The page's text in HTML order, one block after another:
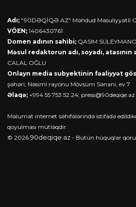
Adı; "90DƏQİQƏ.AZ" Məhdud Məsuliyyətli
VÖEN; 1406430761
Domen adının sahibi; QASIM
Məsul redaktorun adı, soyadı, atasının
CALAL OĞLU
Onlayn media subyektinin fəaliyyət
şəhəri, Nəsimi rayonu Mövsüm Sənani, ev 7
Əlaqə; +994 55 753 52 24; press@90deqiqe.az
Məlumat internet səhifələrində istifadə
qoyulması mütləqdir.
© 2026 90deqiqe.az - Bütün hüquqlar